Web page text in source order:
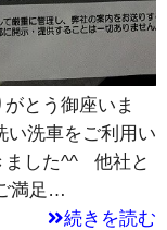
とう御座いま
洗車をご利用い
ました^^ 他社と
満足…
続きを読む